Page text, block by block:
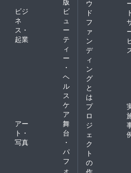
ビジ
ネ
ス・
起業
ビ
ュ
ー
テ
ィ
ー
・
ヘ
ル
ス
ケ
ア
アー
ト・
写真
舞
台
・
パ
フ
ォ
ウ
ド
フ
ァ
ン
デ
ィ
ン
グ
と
は
プ
ロ
ジ
ェ
ク
ト
の